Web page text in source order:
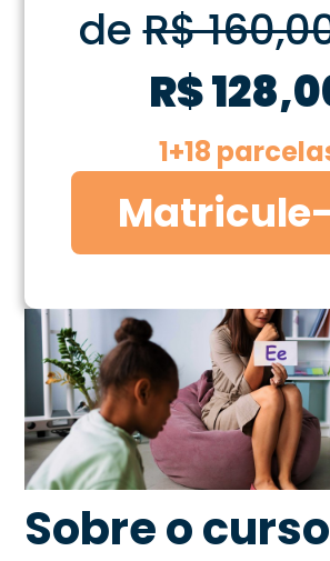
Sobre o curso
deR$
R$
1+18